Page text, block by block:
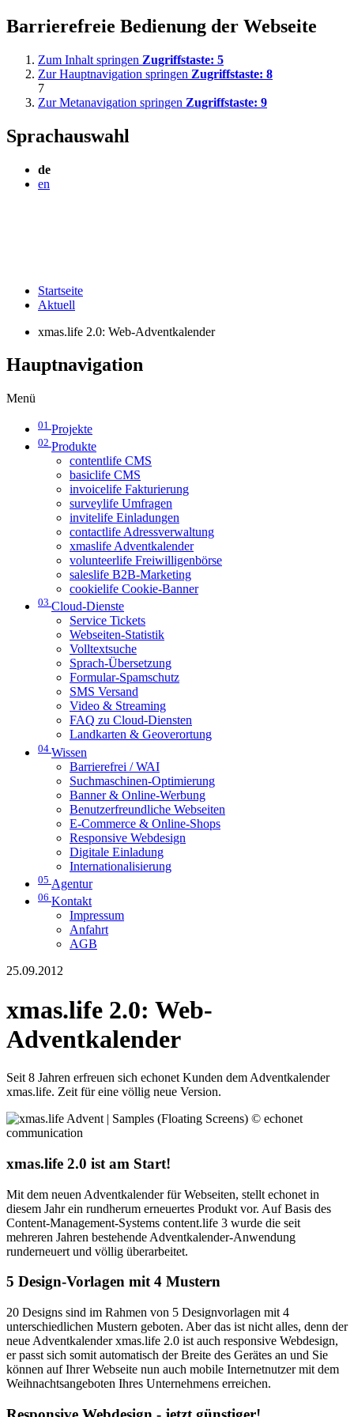
Barrierefreie Bedienung der Webseite
Zum Inhalt springen Zugriffstaste: 5
Zur Hauptnavigation springen Zugriffstaste: 8
7
Zur Metanavigation springen Zugriffstaste: 9
Sprachauswahl
de
en
Startseite
Aktuell
xmas.life 2.0: Web-Adventkalender
Hauptnavigation
Menü
01 Projekte
02 Produkte
contentlife CMS
basiclife CMS
invoicelife Fakturierung
surveylife Umfragen
invitelife Einladungen
contactlife Adressverwaltung
xmaslife Adventkalender
volunteerlife Freiwilligenbörse
saleslife B2B-Marketing
cookielife Cookie-Banner
03 Cloud-Dienste
Service Tickets
Webseiten-Statistik
Volltextsuche
Sprach-Übersetzung
Formular-Spamschutz
SMS Versand
Video & Streaming
FAQ zu Cloud-Diensten
Landkarten & Geoverortung
04 Wissen
Barrierefrei / WAI
Suchmaschinen-Optimierung
Banner & Online-Werbung
Benutzerfreundliche Webseiten
E-Commerce & Online-Shops
Responsive Webdesign
Digitale Einladung
Internationalisierung
05 Agentur
06 Kontakt
Impressum
Anfahrt
AGB
25.09.2012
xmas.life 2.0: Web-
Adventkalender
Seit 8 Jahren erfreuen sich echonet Kunden dem Adventkalender
xmas.life. Zeit für eine völlig neue Version.
xmas.life 2.0 ist am Start!
Mit dem neuen Adventkalender für Webseiten, stellt echonet in
diesem Jahr ein rundherum erneuertes Produkt vor. Auf Basis des
Content-Management-Systems content.life 3 wurde die seit
mehreren Jahren bestehende Adventkalender-Anwendung
runderneuert und völlig überarbeitet.
5 Design-Vorlagen mit 4 Mustern
20 Designs sind im Rahmen von 5 Designvorlagen mit 4
unterschiedlichen Mustern geboten. Aber das ist nicht alles, denn der
neue Adventkalender xmas.life 2.0 ist auch responsive Webdesign,
er passt sich somit automatisch der Breite des Gerätes an und Sie
können auf Ihrer Webseite nun auch mobile Internetnutzer mit dem
Weihnachtsangeboten Ihres Unternehmens erreichen.